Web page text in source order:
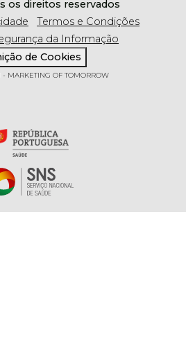
os direitos reservados
Termos e Condições
da Informação
de Cookies
- MARKETING OF TOMORROW